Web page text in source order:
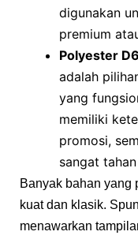
digunakan
premium
Polyester
adalah
yang
memiliki
promosi,
sangat
Banyak bahan yang
kuat dan klasik.
menawarkan